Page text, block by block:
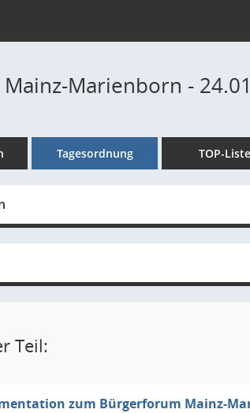
Marienborn -
Tagesordnung TOP-Liste
Teil:
zum Bürgerforum Mainz-